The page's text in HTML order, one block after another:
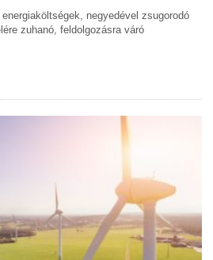
negyedével zsugorodó
zuhanó, feldolgozásra váró